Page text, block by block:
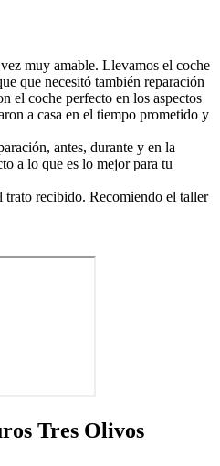
muy amable. Llevamos el coche
que necesitó también reparación
el coche perfecto en los aspectos
a casa en el tiempo prometido y
antes, durante y en la
a lo que es lo mejor para tu
recibido. Recomiendo el taller
Tres Olivos